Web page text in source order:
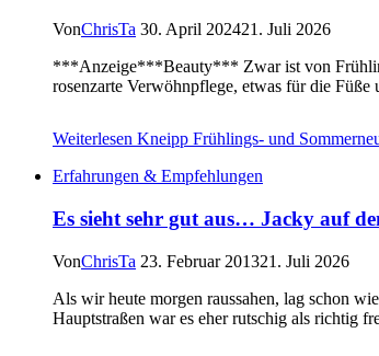
VonChrisTa 30. April 202421. Juli 2026
***Anzeige***Beauty*** Zwar ist von
rosenzarte Verwöhnpflege, etwas für die
Weiterlesen Kneipp Frühlings- und
Erfahrungen & Empfehlungen
Es sieht sehr gut aus… Jacky auf
VonChrisTa 23. Februar 201321. Juli 2026
Als wir heute morgen raussahen, lag schon
Hauptstraßen war es eher rutschig als richtig